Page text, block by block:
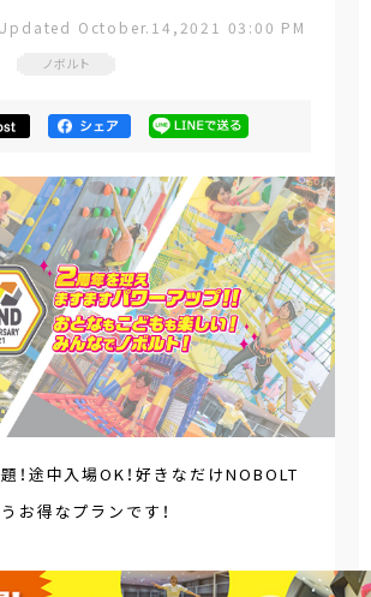
Updated October.14,2021 03:00 PM
ノボルト
！途中入場OK！好きなだけNOBOLT
お得なプランです！